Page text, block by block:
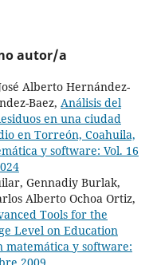
autor/a
Alberto Hernández-
Baez, Análisis del
en una ciudad
en Torreón, Coahuila,
y software: Vol. 16
Gennadiy Burlak,
Alberto Ochoa Ortiz,
Tools for the
Level on Education
matemática y software: